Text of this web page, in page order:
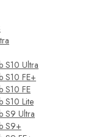
S10 Ultra
S10 FE+
S10 FE
S10 Lite
S9 Ultra
S9+